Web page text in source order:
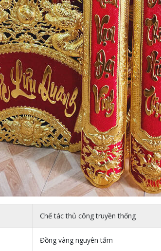
Chế tác thủ công truyền thống
Đồng vàng nguyên tấm